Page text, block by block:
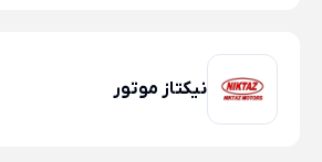
نیکتاز موتور